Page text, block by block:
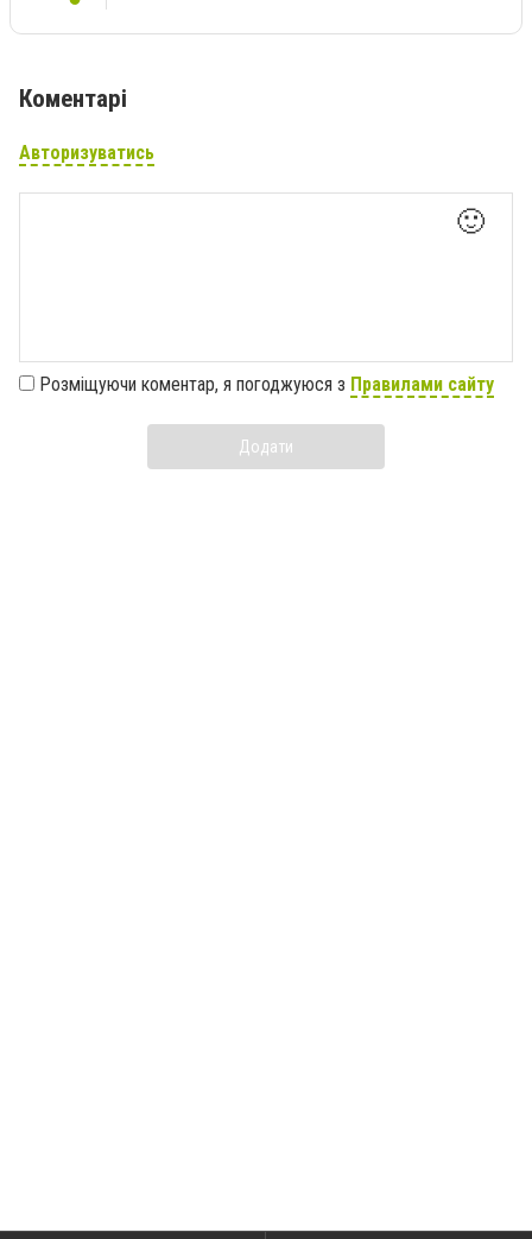
Коментарі
Авторизуватись
🙂
Розміщуючи коментар, я погоджуюся з Правилами сайту
Додати